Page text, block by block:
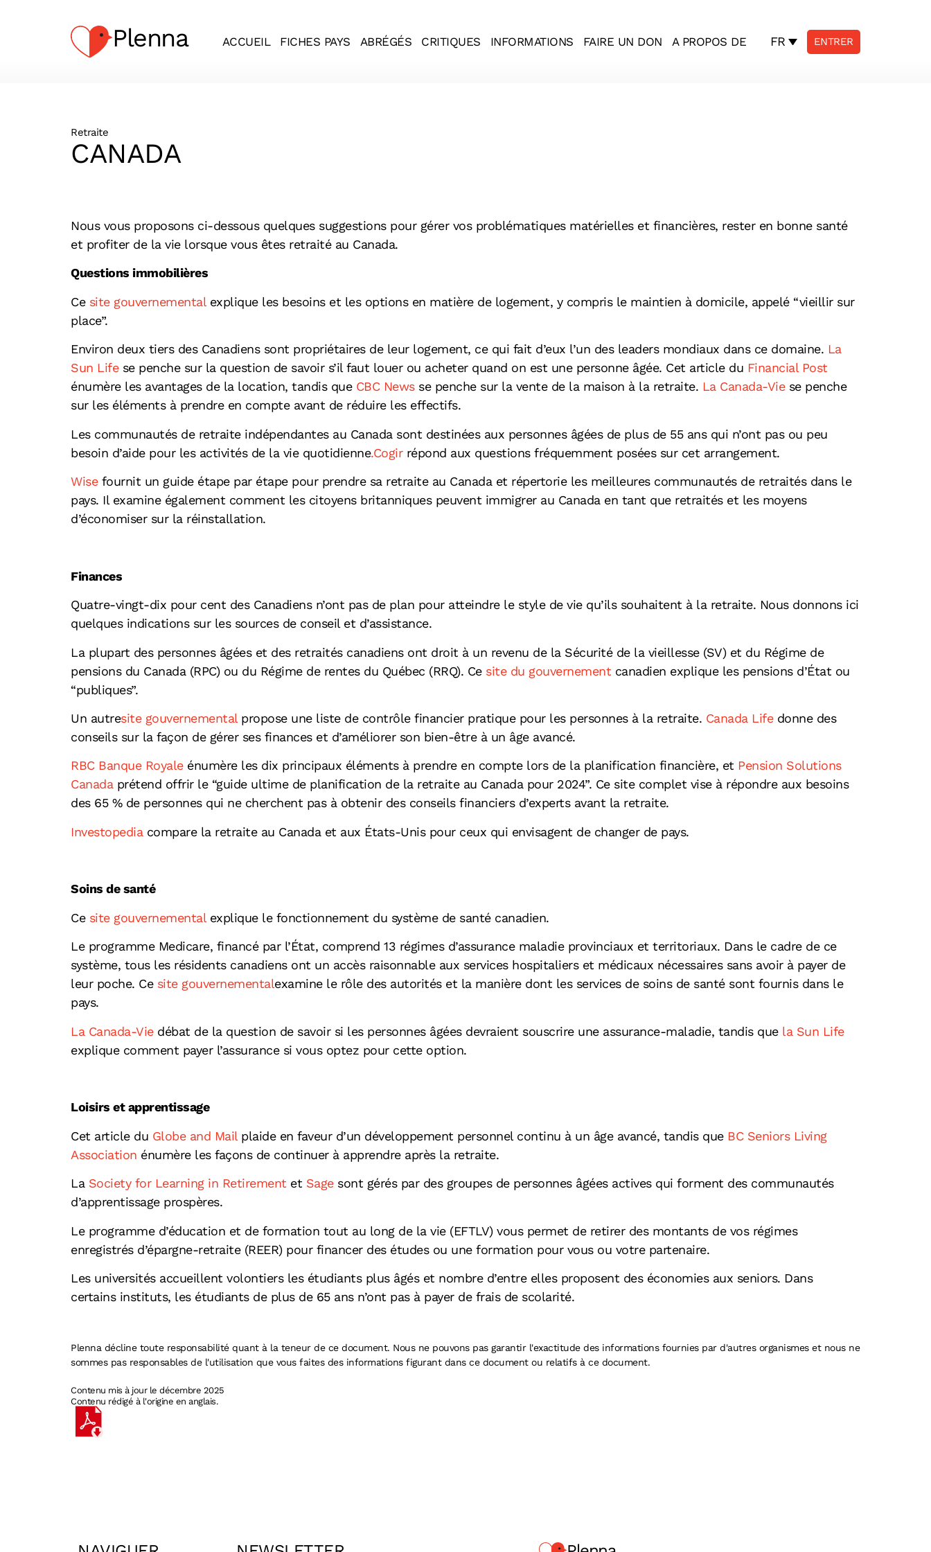
Plenna ACCUEIL FICHES PAYS ABRÉGÉS CRITIQUES INFORMATIONS FAIRE UN DON A PROPOS DE FR ENTRER
Retraite
CANADA
Nous vous proposons ci-dessous quelques suggestions pour gérer vos problématiques matérielles et financières, rester en bonne santé
et profiter de la vie lorsque vous êtes retraité au Canada.
Questions immobilières
Cesite gouvernementalexplique les besoins et les options en matière de logement, y compris le maintien à domicile, appelé “vieillir sur
place”.
Environ deux tiers des Canadiens sont propriétaires de leur logement, ce qui fait d’eux l’un des leaders mondiaux dans ce domaine. La
Sun Lifese penche sur la question de savoir s’il faut louer ou acheter quand on est une personne âgée. Cet article du Financial Post
énumère les avantages de la location, tandis queCBC Newsse penche sur la vente de la maison à la retraite. La Canada-Viese penche
sur les éléments à prendre en compte avant de réduire les effectifs.
Les communautés de retraite indépendantes au Canada sont destinées aux personnes âgées de plus de 55 ans qui n’ont pas ou peu
besoin d’aide pour les activités de la vie quotidienne.Cogirrépond aux questions fréquemment posées sur cet arrangement.
Wisefournit un guide étape par étape pour prendre sa retraite au Canada et répertorie les meilleures communautés de retraités dans le
pays. Il examine également comment les citoyens britanniques peuvent immigrer au Canada en tant que retraités et les moyens
d’économiser sur la réinstallation.
Finances
Quatre-vingt-dix pour cent des Canadiens n’ont pas de plan pour atteindre le style de vie qu’ils souhaitent à la retraite. Nous donnons ici
quelques indications sur les sources de conseil et d’assistance.
La plupart des personnes âgées et des retraités canadiens ont droit à un revenu de la Sécurité de la vieillesse (SV) et du Régime de
pensions du Canada (RPC) ou du Régime de rentes du Québec (RRQ). Cesite du gouvernement canadien explique les pensions d’État ou
“publiques”.
Un autresite gouvernementalpropose une liste de contrôle financier pratique pour les personnes à la retraite. Canada Lifedonne des
conseils sur la façon de gérer ses finances et d’améliorer son bien-être à un âge avancé.
RBC Banque Royaleénumère les dix principaux éléments à prendre en compte lors de la planification financière, et Pension Solutions
Canadaprétend offrir le “guide ultime de planification de la retraite au Canada pour 2024”. Ce site complet vise à répondre aux besoins
des 65 % de personnes qui ne cherchent pas à obtenir des conseils financiers d’experts avant la retraite.
Investopedia compare la retraite au Canada et aux États-Unis pour ceux qui envisagent de changer de pays.
Soins de santé
Cesite gouvernementalexplique le fonctionnement du système de santé canadien.
Le programme Medicare, financé par l’État, comprend 13 régimes d’assurance maladie provinciaux et territoriaux. Dans le cadre de ce
système, tous les résidents canadiens ont un accès raisonnable aux services hospitaliers et médicaux nécessaires sans avoir à payer de
leur poche. Cesite gouvernementalexamine le rôle des autorités et la manière dont les services de soins de santé sont fournis dans le
pays.
La Canada-Viedébat de la question de savoir si les personnes âgées devraient souscrire une assurance-maladie, tandis quela Sun Life
explique comment payer l’assurance si vous optez pour cette option.
Loisirs et apprentissage
Cet article du Globe and Mailplaide en faveur d’un développement personnel continu à un âge avancé, tandis queBC Seniors Living
Association énumère les façons de continuer à apprendre après la retraite.
LaSociety for Learning in Retirement et Sagesont gérés par des groupes de personnes âgées actives qui forment des communautés
d’apprentissage prospères.
Le programme d’éducation et de formation tout au long de la vie (EFTLV) vous permet de retirer des montants de vos régimes
enregistrés d’épargne-retraite (REER) pour financer des études ou une formation pour vous ou votre partenaire.
Les universités accueillent volontiers les étudiants plus âgés et nombre d’entre elles proposent des économies aux seniors. Dans
certains instituts, les étudiants de plus de 65 ans n’ont pas à payer de frais de scolarité.
Plenna décline toute responsabilité quant à la teneur de ce document. Nous ne pouvons pas garantir l'exactitude des informations fournies par d'autres organismes et nous ne
sommes pas responsables de l'utilisation que vous faites des informations figurant dans ce document ou relatifs à ce document.
Contenu mis à jour le décembre 2025
Contenu rédigé à l'origine en anglais.